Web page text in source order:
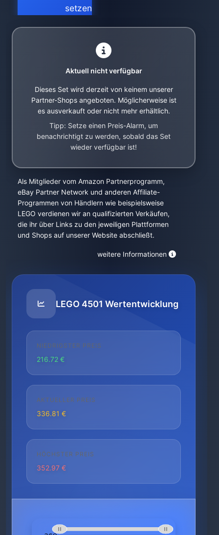
setzen
Aktuell nicht verfügbar
Dieses Set wird derzeit von keinem unserer
Partner-Shops angeboten. Möglicherweise ist
es ausverkauft oder nicht mehr erhältlich.
Tipp: Setze einen Preis-Alarm, um
benachrichtigt zu werden, sobald das Set
wieder verfügbar ist!
Als Mitglieder vom Amazon Partnerprogramm,
eBay Partner Network und anderen Affiliate-
Programmen von Händlern wie beispielsweise
LEGO verdienen wir an qualifizierten Verkäufen,
die ihr über Links zu den jeweiligen Plattformen
und Shops auf unserer Website abschließt.
weitere Informationen
LEGO 4501 Wertentwicklung
NIEDRIGSTER PREIS
216.72 €
AKTUELLER PREIS
336.81 €
HÖCHSTER PREIS
352.97 €